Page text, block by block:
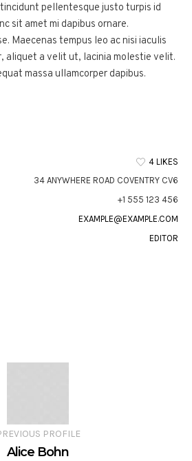
pellentesque justo turpis id
sit amet mi dapibus ornare.
Maecenas tempus leo ac nisi iaculis
aliquet a velit ut, lacinia molestie velit.
massa ullamcorper dapibus.
4 LIKES
34 ANYWHERE ROAD COVENTRY CV6
+1 555 123 456
EXAMPLE@EXAMPLE.COM
EDITOR
PROFILE
Alice Bohn